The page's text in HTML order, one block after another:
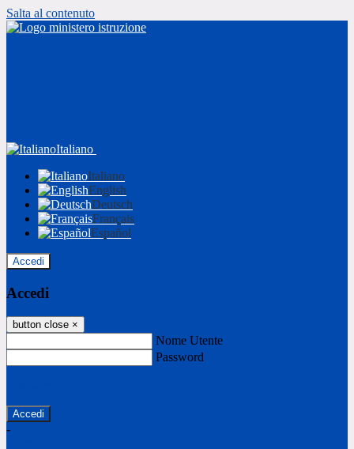
Salta al contenuto
Italiano
Italiano
English
Deutsch
Français
Español
Accedi
Accedi
button close ×
Nome Utente
Password
-